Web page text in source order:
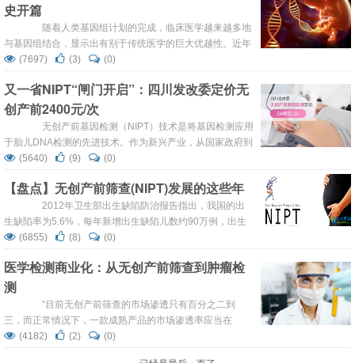
生的染色体异常情况。 利用常规技术检测这些类型的染
色体微小异常通常需要侵入性的过程...
史开篇
随着人类基因组计划的完成，临床医学越来越多地
与基因组结合，显示出有别于传统医学的巨大优越性。近年
来，随着基因测序技术的快速发展，成本不断降低，让这种
入我国教科书 美国总统奥巴马提出精准医疗概念计划，
标示着个性化治疗方案将通过基因组学技...
(7697) (3) (0)
又一省NIPT“闸门开启”：四川发改委定价无
创产前2400元/次
无创产前基因检测（NIPT）技术是将基因检测应用
于胎儿DNA检测的先进技术。作为新兴产业，从国家政府到
临床应用医院，对NIPT检测的资质、质量标准、收费标准等
高通量基因测序产前筛查与诊断（NIPT）临床试点的审批到
今年7月份卫计委简政放权让108家试点单位失去试点地
位，说明包括无创产前基因检测在内的基因测序...
(5640) (9) (0)
【盘点】无创产前筛查(NIPT)发展的这些年
2012年卫生部出生缺陷防治报告指出，我国的出
生缺陷率为5.6%，每年新增出生缺陷儿数约90万例，出生
缺陷不仅严重影响儿童的生命健康与生活质量，而且影响着
日益成为突出的公共卫生问题和社会问题。其中以21号染色
体三体综合征（唐氏综合征、T21）、18号染色体三体综合
征（T18）、13号染色体三体综合征（...
(6855) (8) (0)
医学检测商业化：从无创产前筛查到肿瘤检
测
“目前无创产前筛查的市场渗透只有百分之二到
三，而正常情况下，一款成熟产品的市场渗透率应当在
20%~30%，这也就是说，它还有十倍的市场空间，从这个
(4182) (2) (0)